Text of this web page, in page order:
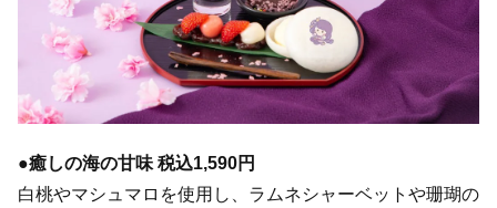
●癒しの海の甘味 税込1,590円
白桃やマシュマロを使用し、ラムネシャーベットや珊瑚の